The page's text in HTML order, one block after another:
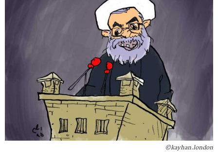
kayhan.london©